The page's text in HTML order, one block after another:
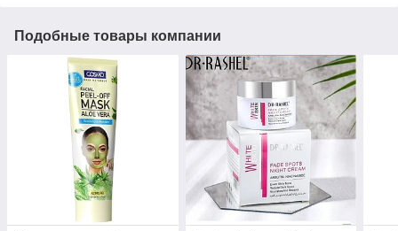
Подобные товары компании